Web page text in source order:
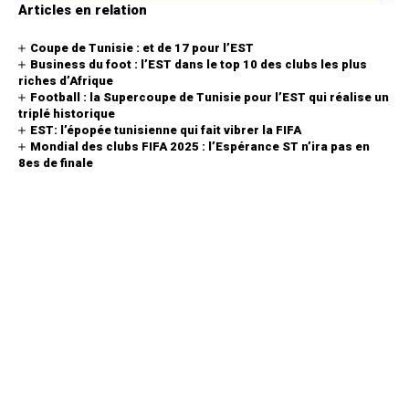
Articles en relation
Coupe de Tunisie : et de 17 pour l’EST
Business du foot : l’EST dans le top 10 des clubs les plus
riches d’Afrique
Football : la Supercoupe de Tunisie pour l’EST qui réalise un
triplé historique
EST: l’épopée tunisienne qui fait vibrer la FIFA
Mondial des clubs FIFA 2025 : l’Espérance ST n’ira pas en
8es de finale